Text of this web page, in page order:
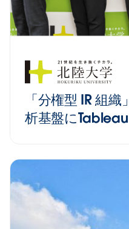
「分権型 IR 組
析基盤に